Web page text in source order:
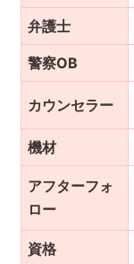
弁護士
警察OB
カウンセラー
機材
アフターフォ
ロー
資格